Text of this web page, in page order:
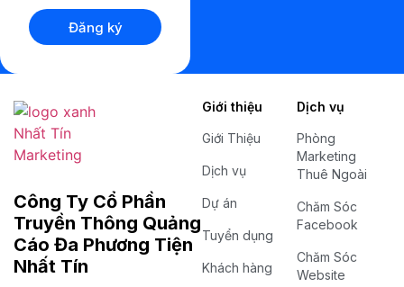
Đăng ký
Công Ty Cổ Phần
Truyền Thông Quảng
Cáo Đa Phương Tiện
Nhất Tín
Giới thiệu
Giới Thiệu
Dịch vụ
Dự án
Tuyển dụng
Khách hàng
Dịch vụ
Phòng
Marketing
Thuê Ngoài
Chăm Sóc
Facebook
Chăm Sóc
Website